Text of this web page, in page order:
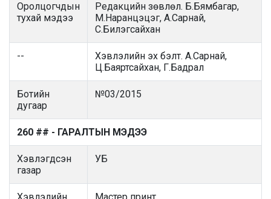
Оролцогчдын
тухай мэдээ
Редакцийн зөвлөл. Б.Бямбагар,
М.Наранцэцэг, А.Сарнай,
С.Билэгсайхан
--
Хэвлэлийн эх бэлт. А.Сарнай,
Ц.Баяртсайхан, Г.Бадрал
Ботийн
дугаар
№03/2015
260 ## - ГАРАЛТЫН МЭДЭЭ
Хэвлэгдсэн
газар
УБ